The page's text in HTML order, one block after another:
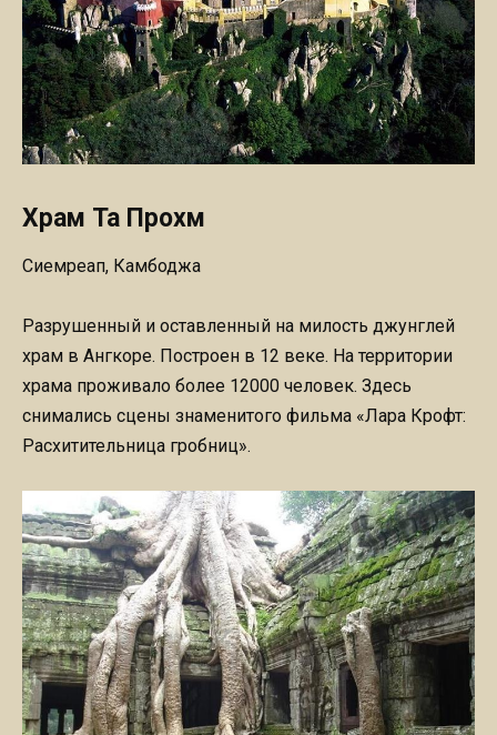
Храм Та Прохм
Сиемреап, Камбоджа
Разрушенный и оставленный на милость джунглей
храм в Ангкоре. Построен в 12 веке. На территории
храма проживало более 12000 человек. Здесь
снимались сцены знаменитого фильма «Лара Крофт:
Расхитительница гробниц».